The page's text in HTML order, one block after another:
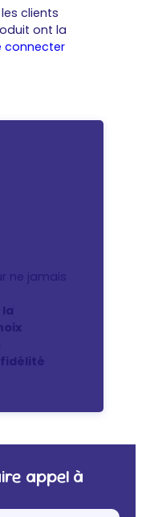
les clients
ont la
connecter
ne jamais
appel à